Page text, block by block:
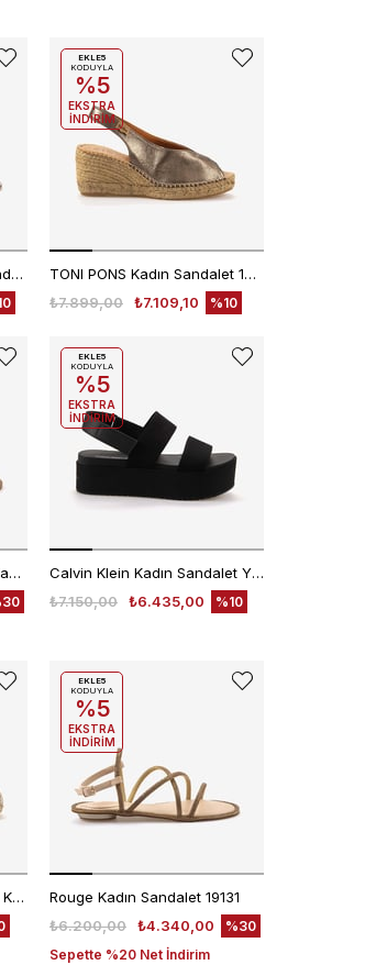
NICOLAS LAINAS Kadın Sandalet 294GM
TONI PONS Kadın Sandalet 1TONW2025161
₺7.109,10
₺7.899,00 %10
EKLE5
KODUYLA
%5
EKSTRA
İNDİRİM
Rouge Kadın 1,5cm Neolit Taban Sarı Taş Süslemeli Parmak Arası Sandalet R1-4
Calvin Klein Kadın Sandalet YW0YW01788
₺6.435,00
₺7.150,00 %10
EKLE5
KODUYLA
%5
EKSTRA
İNDİRİM
TONI PONS Platform Topuk Kadın Sandalet 1TONW2020113
Rouge Kadın Sandalet 19131
₺4.340,00
₺6.200,00
Sepette %20 Net İndirim
%30
EKLE5
KODUYLA
%5
EKSTRA
İNDİRİM